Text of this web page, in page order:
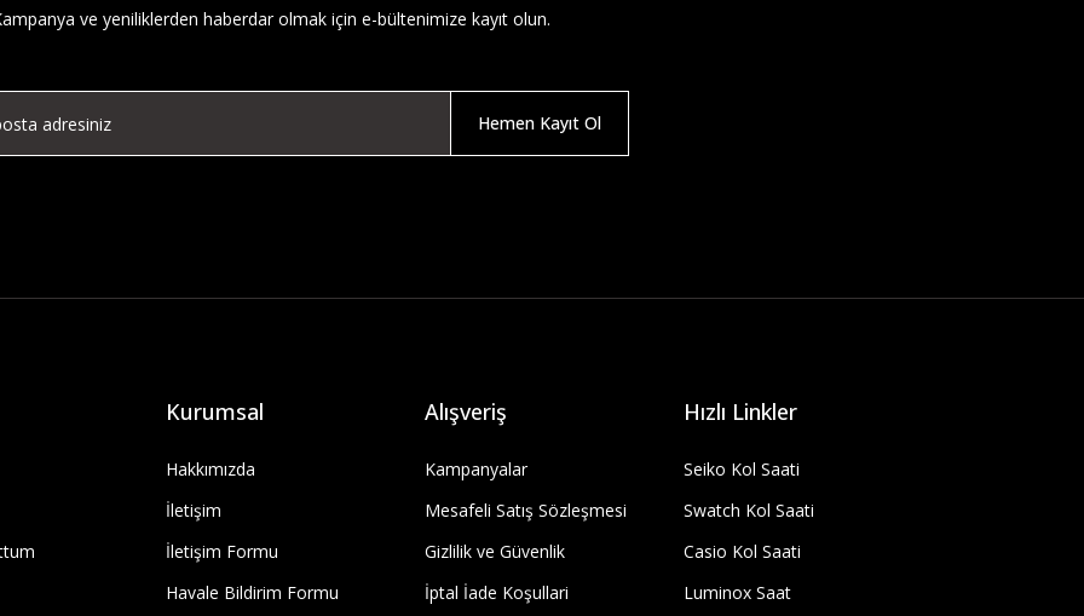
ve yeniliklerden haberdar olmak için e-bültenimize kayıt olun.
Hemen Kayıt Ol
Kurumsal
Hakkımızda
İletişim
İletişim Formu
Havale Bildirim Formu
Alışveriş
Kampanyalar
Mesafeli Satış Sözleşmesi
Gizlilik ve Güvenlik
İptal İade Koşullari
Hızlı Linkler
Seiko Kol Saati
Swatch Kol Saati
Casio Kol Saati
Luminox Saat